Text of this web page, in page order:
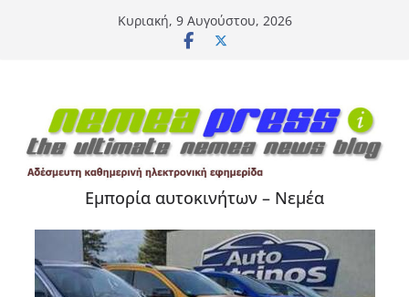
Κυριακή, 9 Αυγούστου, 2026
Εμπορία αυτοκινήτων – Νεμέα